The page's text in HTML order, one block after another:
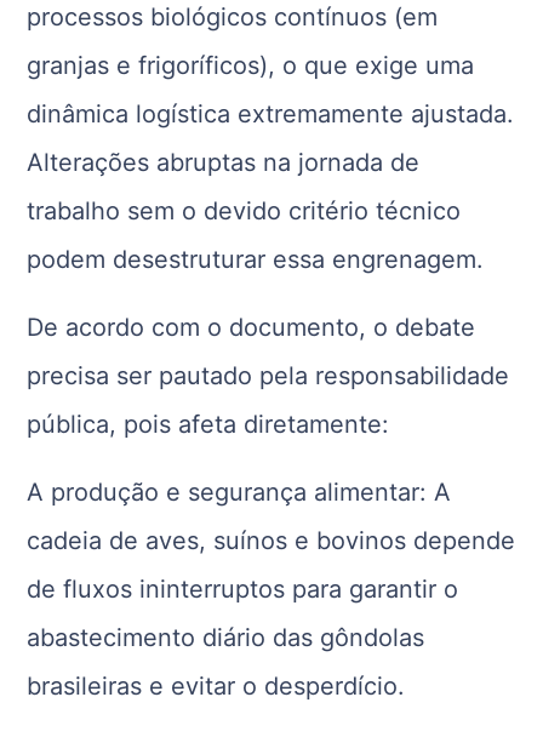
processos biológicos contínuos (em
granjas e frigoríficos), o que exige uma
dinâmica logística extremamente ajustada.
Alterações abruptas na jornada de
trabalho sem o devido critério técnico
podem desestruturar essa engrenagem.
De acordo com o documento, o debate
precisa ser pautado pela responsabilidade
pública, pois afeta diretamente:
A produção e segurança alimentar: A
cadeia de aves, suínos e bovinos depende
de fluxos ininterruptos para garantir o
abastecimento diário das gôndolas
brasileiras e evitar o desperdício.